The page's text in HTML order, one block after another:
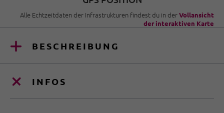
Alle Echtzeitdaten der Infrastrukturen findest du in derVollansicht
der interaktiven Karte
BESCHREIBUNG
INFOS